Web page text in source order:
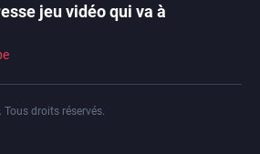
jeu vidéo qui va à
droits réservés.